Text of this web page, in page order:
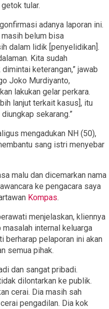
tular.
adanya laporan ini.
masih belum bisa
dalam lidik [penyelidikan].
Kita sudah
keterangan,” jawab
Joko Murdiyanto,
lakukan gelar perkara.
lanjut terkait kasus], itu
sekarang.”
mengadukan NH (50),
sang istri menyebar
malu dan dicemarkan nama
ke pengacara saya
Kompas.
menjelaskan, kliennya
internal keluarga
berharap pelaporan ini akan
semua pihak.
dan sangat pribadi.
dilontarkan ke publik.
cerai. Dia masih sah
pengadilan. Dia kok